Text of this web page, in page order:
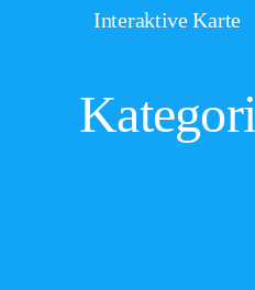
Interaktive Karte